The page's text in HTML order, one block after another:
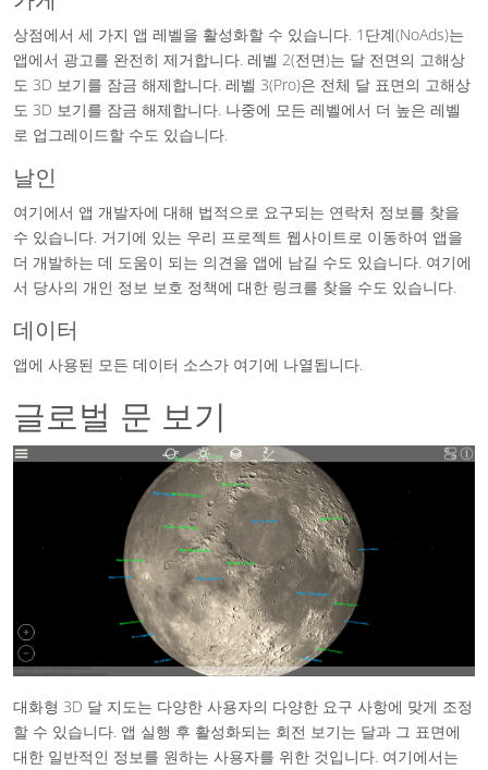
상점에서 세 가지 앱 레벨을 활성화할 수 있습니다. 1단계(NoAds)는
앱에서 광고를 완전히 제거합니다. 레벨 2(전면)는 달 전면의 고해상
도 3D 보기를 잠금 해제합니다. 레벨 3(Pro)은 전체 달 표면의 고해상
도 3D 보기를 잠금 해제합니다. 나중에 모든 레벨에서 더 높은 레벨
로 업그레이드할 수도 있습니다.
날인
여기에서 앱 개발자에 대해 법적으로 요구되는 연락처 정보를 찾을
수 있습니다. 거기에 있는 우리 프로젝트 웹사이트로 이동하여 앱을
더 개발하는 데 도움이 되는 의견을 앱에 남길 수도 있습니다. 여기에
서 당사의 개인 정보 보호 정책에 대한 링크를 찾을 수도 있습니다.
데이터
앱에 사용된 모든 데이터 소스가 여기에 나열됩니다.
글로벌 문 보기
대화형 3D 달 지도는 다양한 사용자의 다양한 요구 사항에 맞게 조정
할 수 있습니다. 앱 실행 후 활성화되는 회전 보기는 달과 그 표면에
대한 일반적인 정보를 원하는 사용자를 위한 것입니다. 여기에서는